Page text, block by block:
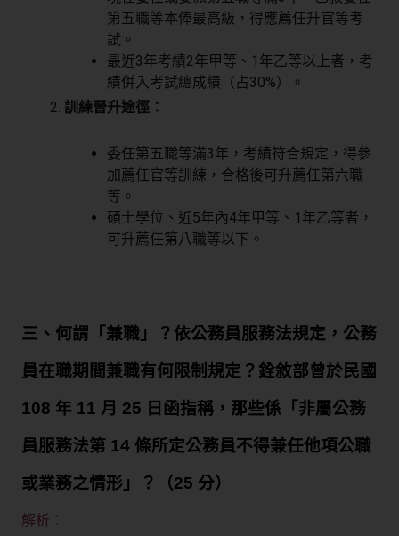
第五職等本俸最高級，得應薦任升官等考
試。
最近3年考績2年甲等、1年乙等以上者，考
績併入考試總成績（占30%）。
訓練晉升途徑：
委任第五職等滿3年，考績符合規定，得參
加薦任官等訓練，合格後可升薦任第六職
等。
碩士學位、近5年內4年甲等、1年乙等者，
可升薦任第八職等以下。
三、何謂「兼職」？依公務員服務法規定，公務
員在職期間兼職有何限制規定？銓敘部曾於民國
108 年 11 月 25 日函指稱，那些係「非屬公務
員服務法第 14 條所定公務員不得兼任他項公職
或業務之情形」？（25 分）
解析：